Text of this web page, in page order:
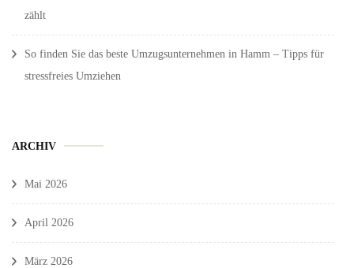
zählt
So finden Sie das beste Umzugsunternehmen in Hamm – Tipps für
stressfreies Umziehen
ARCHIV
Mai 2026
April 2026
März 2026